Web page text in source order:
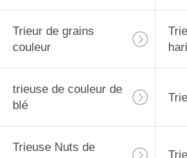
Trieur de grains
couleur
trieuse de couleur de
blé
Trieuse Nuts de